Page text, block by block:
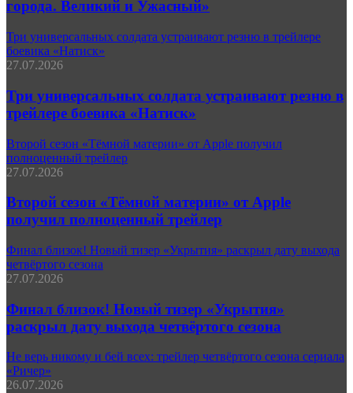
города. Великий и Ужасный»
Три универсальных солдата устраивают резню в трейлере
боевика «Натиск»
27.07.2026
Три универсальных солдата устраивают резню в
трейлере боевика «Натиск»
Второй сезон «Тёмной материи» от Apple получил
полноценный трейлер
27.07.2026
Второй сезон «Тёмной материи» от Apple
получил полноценный трейлер
Финал близок! Новый тизер «Укрытия» раскрыл дату выхода
четвёртого сезона
27.07.2026
Финал близок! Новый тизер «Укрытия»
раскрыл дату выхода четвёртого сезона
Не верь никому и бей всех: трейлер четвёртого сезона сериала
«Ричер»
26.07.2026